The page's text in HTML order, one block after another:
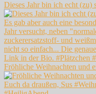
Dieses Jahr bin ich echt (zu)
Fröhliche Weihnachten und